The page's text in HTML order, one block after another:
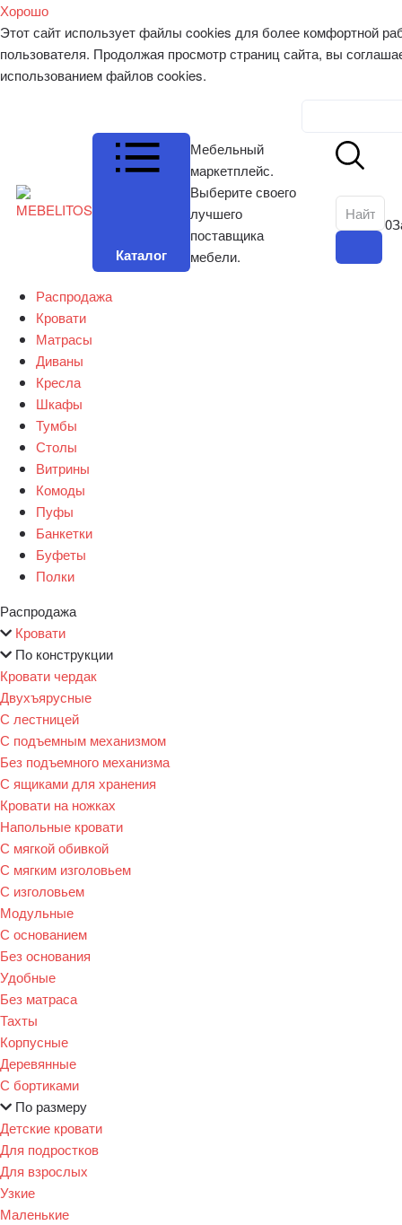
Хорошо
Этот сайт использует файлы cookies для более комфортной
пользователя. Продолжая просмотр страниц сайта, вы
использованием файлов cookies.
Каталог
Мебельный
маркетплейс.
Выберите своего
лучшего
поставщика
мебели.
0
Распродажа
Кровати
Матрасы
Диваны
Кресла
Шкафы
Тумбы
Столы
Витрины
Комоды
Пуфы
Банкетки
Буфеты
Полки
Распродажа
Кровати
По конструкции
Кровати чердак
Двухъярусные
С лестницей
С подъемным механизмом
Без подъемного механизма
С ящиками для хранения
Кровати на ножках
Напольные кровати
С мягкой обивкой
С мягким изголовьем
С изголовьем
Модульные
С основанием
Без основания
Удобные
Без матраса
Тахты
Корпусные
Деревянные
С бортиками
По размеру
Детские кровати
Для подростков
Для взрослых
Узкие
Маленькие